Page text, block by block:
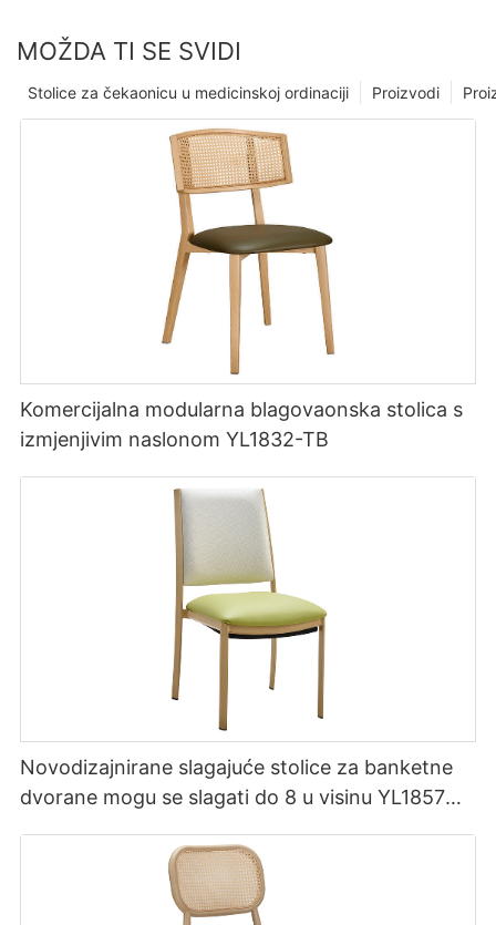
MOŽDA TI SE SVIDI
Proizvodi
Stolice za čekaonicu u medicinskoj ordinaciji
Komercijalna modularna blagovaonska stolica s
izmjenjivim naslonom YL1832-TB
Novodizajnirane slagajuće stolice za banketne
dvorane mogu se slagati do 8 u visinu YL1857